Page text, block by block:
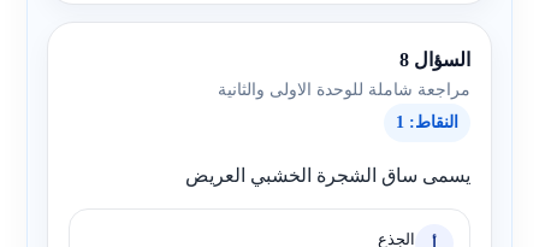
السؤال 8
مراجعة شاملة للوحدة الاولى والثانية
النقاط: 1
يسمى ساق الشجرة الخشبي العريض
أ الجذع